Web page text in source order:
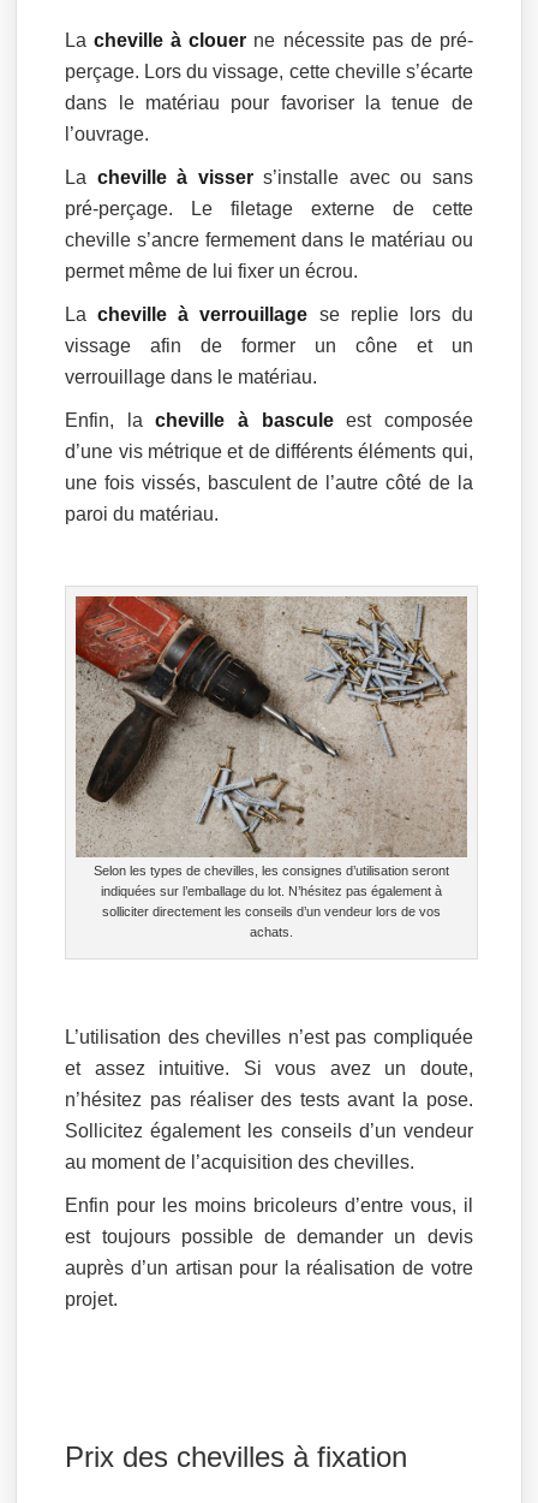
Lacheville à clouer ne nécessite pas de pré-
perçage. Lors du vissage, cette cheville s’écarte
dans le matériau pour favoriser la tenue de
l’ouvrage.
La cheville à vissers’installe avec ou sans
pré-perçage. Le filetage externe de cette
cheville s’ancre fermement dans le matériau ou
permet même de lui fixer un écrou.
Lacheville à verrouillage se replie lors du
vissage afin de former un cône et un
verrouillage dans le matériau.
Enfin, lacheville à basculeest composée
d’une vis métrique et de différents éléments qui,
une fois vissés, basculent de l’autre côté de la
paroi du matériau.
Selon les types de chevilles, les consignes d’utilisation seront
indiquées sur l’emballage du lot. N’hésitez pas également à
solliciter directement les conseils d’un vendeur lors de vos
achats.
L’utilisation des chevilles n’est pas compliquée
et assez intuitive. Si vous avez un doute,
n’hésitez pas réaliser des tests avant la pose.
Sollicitez également les conseils d’un vendeur
au moment de l’acquisition des chevilles.
Enfin pour les moins bricoleurs d’entre vous, il
est toujours possible de demander un devis
auprès d’un artisan pour la réalisation de votre
projet.
Prix des chevilles à fixation